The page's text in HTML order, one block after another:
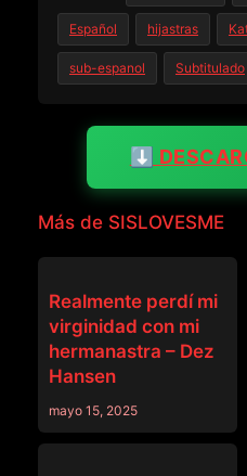
Español hijastras
sub-espanol Subtitulado
⬇️
Más de SISLOVESME
Realmente perdí mi
virginidad con mi
hermanastra – Dez
Hansen
mayo 15, 2025